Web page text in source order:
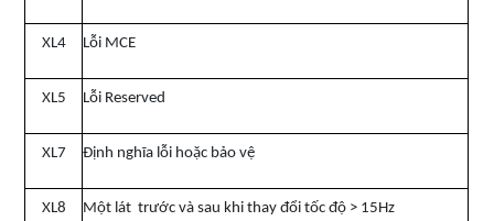
XL4 Lỗi MCE
XL5 Lỗi Reserved
XL7 Định nghĩa lỗi hoặc bảo vệ
XL8 Một lát trước và sau khi thay đổi tốc độ > 15Hz